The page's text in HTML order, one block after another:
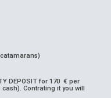
DEPOSIT for 170 € per
Contrating it you will